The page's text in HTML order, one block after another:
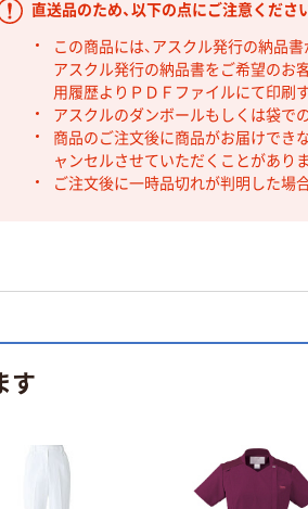
直送品のため、以下の点にご注意ください
この商品には、アスクル発行の納品
アスクル発行の納品書をご希望のお
用履歴よりＰＤＦファイルにて印刷
アスクルのダンボールもしくは袋で
商品のご注文後に商品がお届けでき
ャンセルさせていただくことがありま
ご注文後に一時品切れが判明した場
す